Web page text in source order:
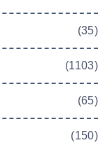
(35)
(1103)
(65)
(150)